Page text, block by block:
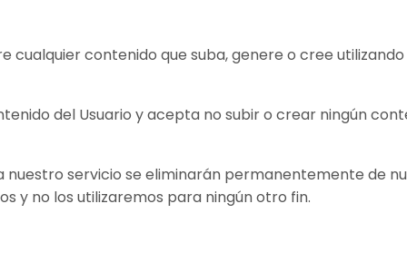
cualquier contenido que suba, genere o cree
del Usuario y acepta no subir o crear ningún
nuestro servicio se eliminarán permanentemente de
y no los utilizaremos para ningún otro fin.